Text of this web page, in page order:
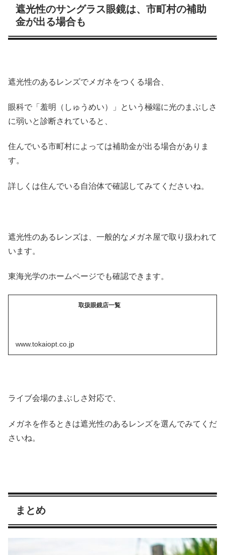
遮光性のサングラス眼鏡は、市町村の補助
金が出る場合も
遮光性のあるレンズでメガネをつくる場合、
眼科で「羞明（しゅうめい）」という極端に光のまぶしさ
に弱いと診断されていると、
住んでいる市町村によっては補助金が出る場合がありま
す。
詳しくは住んでいる自治体で確認してみてくださいね。
遮光性のあるレンズは、一般的なメガネ屋で取り扱われて
います。
東海光学のホームページでも確認できます。
取扱眼鏡店一覧
www.tokaiopt.co.jp
ライブ会場のまぶしさ対応で、
メガネを作るときは遮光性のあるレンズを選んでみてくだ
さいね。
まとめ